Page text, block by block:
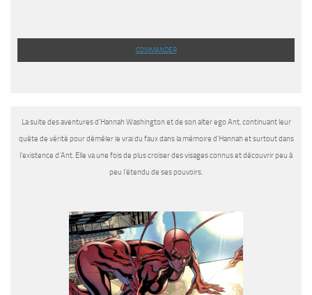
COMMANDER
La suite des aventures d’Hannah Washington et de son alter ego Ant, continuant leur
quête de vérité pour démêler le vrai du faux dans la mémoire d’Hannah et surtout dans
l’existence d’Ant. Elle va une fois de plus croiser des visages connus et découvrir peu à
peu l’étendu de ses pouvoirs.